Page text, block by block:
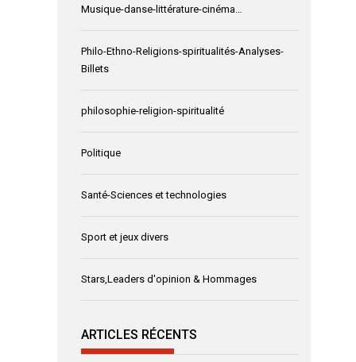
Musique-danse-littérature-cinéma…
Philo-Ethno-Religions-spiritualités-Analyses-
Billets
philosophie-religion-spiritualité
Politique
Santé-Sciences et technologies
Sport et jeux divers
Stars,Leaders d'opinion & Hommages
ARTICLES RÉCENTS